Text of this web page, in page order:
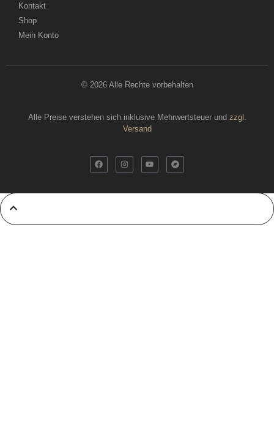
Kontakt
Shop
Mein Konto
© 2026 Alle Rechte vorbehalten
Alle Preise verstehen sich inklusive Mehrwertsteuer und zzgl.
Versand